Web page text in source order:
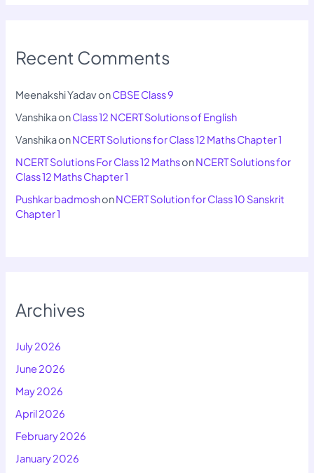
Recent Comments
Meenakshi YadavonCBSE Class 9
VanshikaonClass 12 NCERT Solutions of English
VanshikaonNCERT Solutions for Class 12 Maths Chapter 1
NCERT Solutions For Class 12 MathsonNCERT Solutions for
Class 12 Maths Chapter 1
Pushkar badmoshonNCERT Solution for Class 10 Sanskrit
Chapter 1
Archives
July 2026
June 2026
May 2026
April 2026
February 2026
January 2026